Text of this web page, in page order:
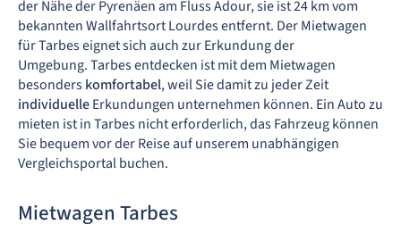
der Nähe der Pyrenäen am Fluss Adour, sie ist 24 km vom
bekannten Wallfahrtsort Lourdes entfernt. Der Mietwagen
für Tarbes eignet sich auch zur Erkundung der
Umgebung. Tarbes entdecken ist mit dem Mietwagen
besonderskomfortabel, weil Sie damit zu jeder Zeit
individuelleErkundungen unternehmen können. Ein Auto zu
mieten ist in Tarbes nicht erforderlich, das Fahrzeug können
Sie bequem vor der Reise auf unserem unabhängigen
Vergleichsportal buchen.
Mietwagen Tarbes